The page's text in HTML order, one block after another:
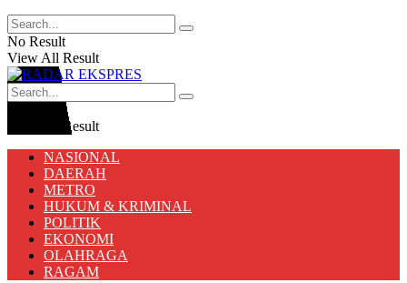
No Result
View All Result
View All Result
NASIONAL
DAERAH
METRO
HUKUM & KRIMINAL
POLITIK
EKONOMI
OLAHRAGA
RAGAM